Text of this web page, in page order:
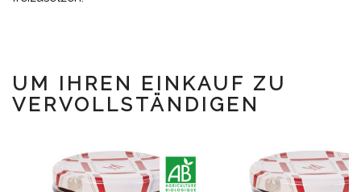
UM IHREN EINKAUF ZU
VERVOLLSTÄNDIGEN